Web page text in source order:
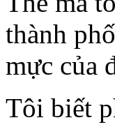
thành
mực của
Tôi biết